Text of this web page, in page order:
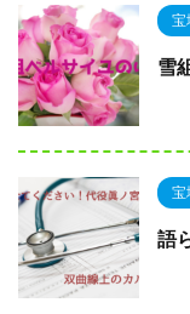
宝
雪
宝
語